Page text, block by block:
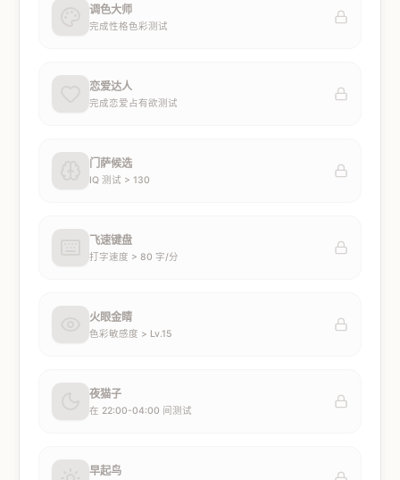
调色大师
完成性格色彩测试
恋爱达人
完成恋爱占有欲测试
门萨候选
IQ 测试 > 130
飞速键盘
打字速度 > 80 字/分
火眼金睛
色彩敏感度 > Lv.15
夜猫子
在 22:00-04:00 间测试
早起鸟